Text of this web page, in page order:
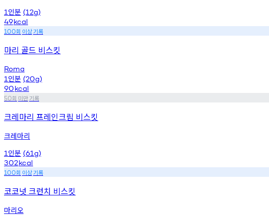
1 인분 (12g)
49kcal
100회 이상기록
마리 골드 비스킷
Roma
1 인분 (20g)
90kcal
50회 미만기록
크레마리 프레인크림 비스킷
크레마리
1 인분 (61g)
302kcal
100회 이상기록
코코넛 크런치 비스킷
마리오